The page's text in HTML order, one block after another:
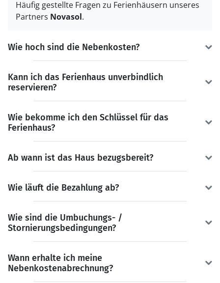
Häufig gestellte Fragen zu Ferienhäusern unseres
Partners Novasol.
Wie hoch sind die Nebenkosten?
Kann ich das Ferienhaus unverbindlich
reservieren?
Wie bekomme ich den Schlüssel für das
Ferienhaus?
Ab wann ist das Haus bezugsbereit?
Wie läuft die Bezahlung ab?
Wie sind die Umbuchungs- /
Stornierungsbedingungen?
Wann erhalte ich meine
Nebenkostenabrechnung?